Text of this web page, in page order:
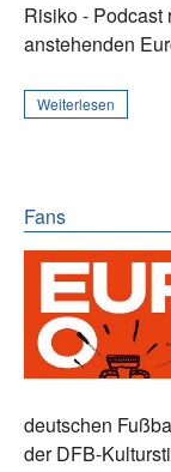
Risiko - Podcast
anstehenden
Weiterlesen
Fans
deutschen
der DFB-